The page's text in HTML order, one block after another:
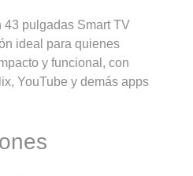
43 pulgadas Smart TV
ideal para quienes
y funcional, con
YouTube y demás apps